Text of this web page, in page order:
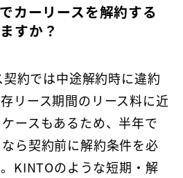
ーとは
カーリースを解約する
すか？
約では中途解約時に違約
リース期間のリース料に近
ースもあるため、半年で
ら契約前に解約条件を必
KINTOのような短期・解